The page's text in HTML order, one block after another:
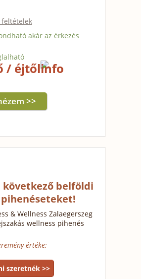
feltételek
akár az érkezés
/ éjtől
>>
következő belföldi
& Wellness Zalaegerszeg
wellness pihenés
értéke:
szeretnék >>